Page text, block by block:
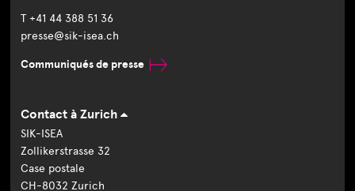
T +41 44 388 51 36
presse@sik-isea.ch
Communiqués de presse
Contact à Zurich
SIK-ISEA
Zollikerstrasse 32
Case postale
CH-8032 Zurich